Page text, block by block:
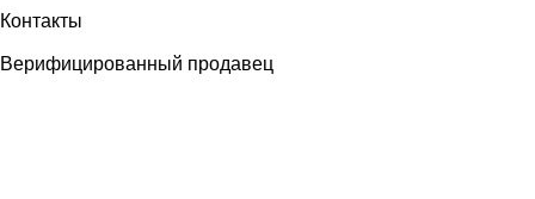
Контакты
Верифицированный продавец